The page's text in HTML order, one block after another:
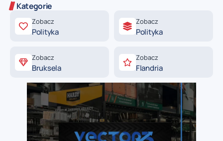
Kategorie
Zobacz
Polityka
Zobacz
Polityka
Zobacz
Bruksela
Zobacz
Flandria